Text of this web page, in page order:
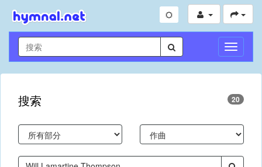
切
換
導
搜索 20